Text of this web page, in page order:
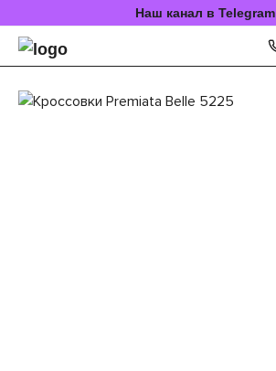
Наш канал в Telegram